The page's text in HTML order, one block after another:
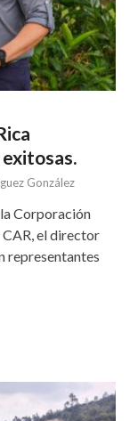
González
Corporación
CAR, el director
representantes